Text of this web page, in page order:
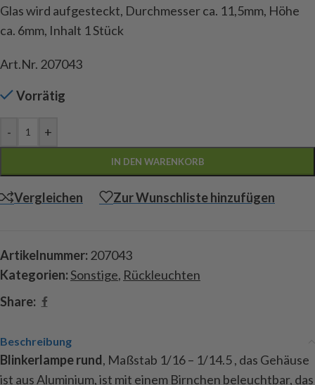
Glas wird aufgesteckt, Durchmesser ca. 11,5mm, Höhe
ca. 6mm, Inhalt 1 Stück
Art.Nr. 207043
Vorrätig
- +
IN DEN WARENKORB
Vergleichen Zur Wunschliste hinzufügen
Artikelnummer: 207043
Kategorien:Sonstige, Rückleuchten
Share:
Beschreibung
Blinkerlampe rund, Maßstab 1/16 – 1/14.5 , das Gehäuse
ist aus Aluminium, ist mit einem Birnchen beleuchtbar, das